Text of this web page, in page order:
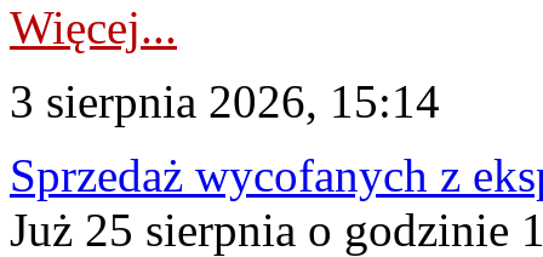
Więcej...
3 sierpnia 2026, 15:14
Sprzedaż wycofanych z
Już 25 sierpnia o godzinie